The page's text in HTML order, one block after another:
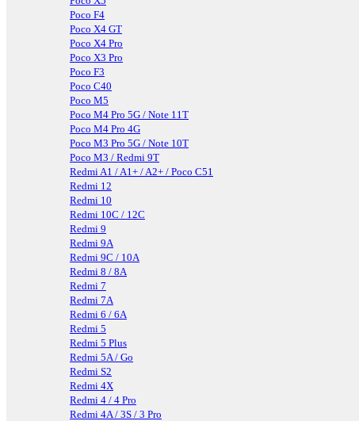
Poco F4
Poco X4 GT
Poco X4 Pro
Poco X3 Pro
Poco F3
Poco C40
Poco M5
Poco M4 Pro 5G / Note 11T
Poco M4 Pro 4G
Poco M3 Pro 5G / Note 10T
Poco M3 / Redmi 9T
Redmi A1 / A1+ / A2+ / Poco C51
Redmi 12
Redmi 10
Redmi 10C / 12C
Redmi 9
Redmi 9A
Redmi 9C / 10A
Redmi 8 / 8A
Redmi 7
Redmi 7A
Redmi 6 / 6A
Redmi 5
Redmi 5 Plus
Redmi 5A / Go
Redmi S2
Redmi 4X
Redmi 4 / 4 Pro
Redmi 4A / 3S / 3 Pro